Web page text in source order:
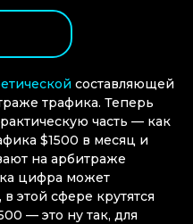
составляющей
трафика. Теперь
часть — как
$1500 в месяц и
на арбитраже
цифра может
этой сфере крутятся
— это ну так, для